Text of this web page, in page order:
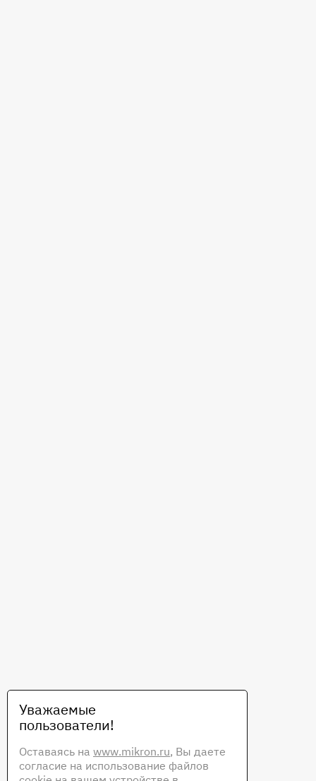
Уважаемые
пользователи!
Оставаясь на www.mikron.ru, Вы даете
согласие на использование файлов